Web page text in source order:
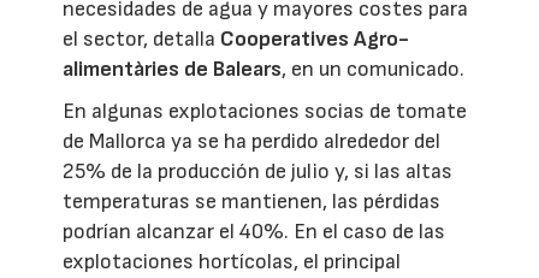
necesidades de agua y mayores costes para
el sector, detalla Cooperatives Agro-
alimentàries de Balears, en un comunicado.
En algunas explotaciones socias de tomate
de Mallorca ya se ha perdido alrededor del
25% de la producción de julio y, si las altas
temperaturas se mantienen, las pérdidas
podrían alcanzar el 40%. En el caso de las
explotaciones hortícolas, el principal